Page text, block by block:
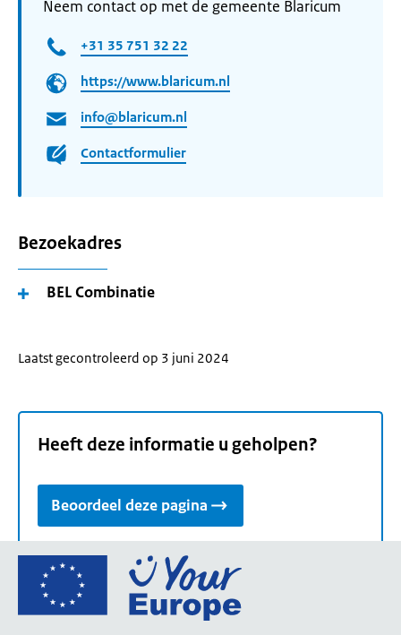
Neem contact op met de gemeente Blaricum
+31 35 751 32 22
https://www.blaricum.nl
info@blaricum.nl
Contactformulier
Bezoekadres
BEL Combinatie
Laatst gecontroleerd op 3 juni 2024
Heeft deze informatie u geholpen?
Beoordeel deze pagina
Ga
de